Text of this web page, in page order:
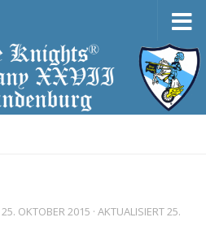
25. OKTOBER 2015 · AKTUALISIERT25.